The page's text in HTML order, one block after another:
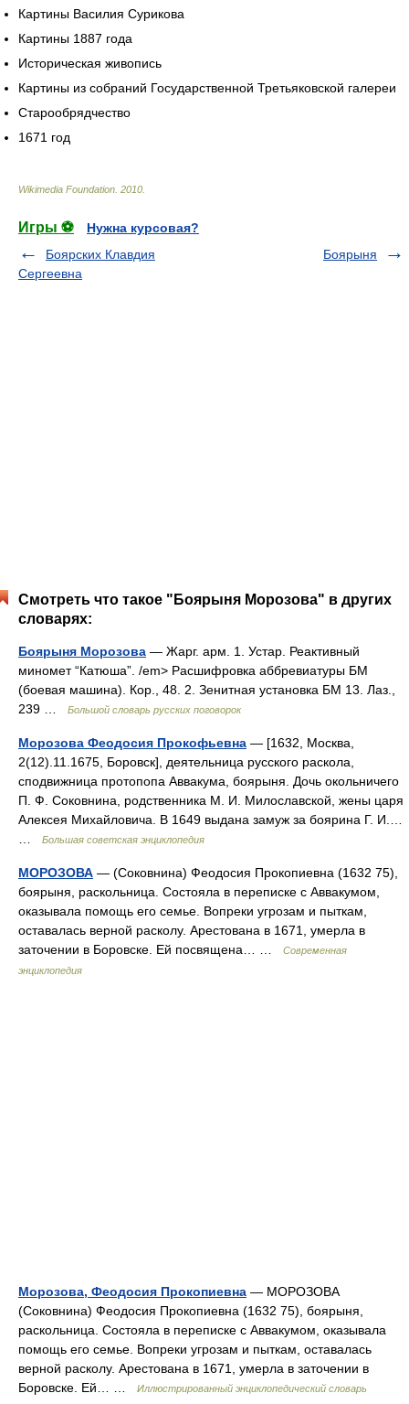
Картины Василия Сурикова
Картины 1887 года
Историческая живопись
Картины из собраний Государственной Третьяковской галереи
Старообрядчество
1671 год
Wikimedia Foundation 2010
Игры ⚽
Нужна курсовая?
Боярских Клавдия
Сергеевна
Боярыня
Смотреть что такое "Боярыня Морозова" в других
словарях:
Боярыня Морозова — Жарг. арм. 1. Устар. Реактивный
миномет “Катюша”. /em> Расшифровка аббревиатуры БМ
(боевая машина). Кор., 48. 2. Зенитная установка БМ 13. Лаз.,
239 …
Большой словарь русских поговорок
Морозова Феодосия Прокофьевна — [1632, Москва,
2(12).11.1675, Боровск], деятельница русского раскола,
сподвижница протопопа Аввакума, боярыня. Дочь окольничего
П. Ф. Соковнина, родственника М. И. Милославской, жены царя
Алексея Михайловича. В 1649 выдана замуж за боярина Г. И.…
…
Большая советская энциклопедия
МОРОЗОВА — (Соковнина) Феодосия Прокопиевна (1632 75),
боярыня, раскольница. Состояла в переписке с Аввакумом,
оказывала помощь его семье. Вопреки угрозам и пыткам,
оставалась верной расколу. Арестована в 1671, умерла в
заточении в Боровске. Ей посвящена… …
Современная
энциклопедия
Морозова, Феодосия Прокопиевна — МОРОЗОВА
(Соковнина) Феодосия Прокопиевна (1632 75), боярыня,
раскольница. Состояла в переписке с Аввакумом, оказывала
помощь его семье. Вопреки угрозам и пыткам, оставалась
верной расколу. Арестована в 1671, умерла в заточении в
Боровске. Ей… …
Иллюстрированный энциклопедический словарь